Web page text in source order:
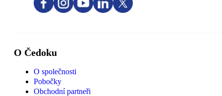
O Čedoku
O společnosti
Pobočky
Obchodní partneři